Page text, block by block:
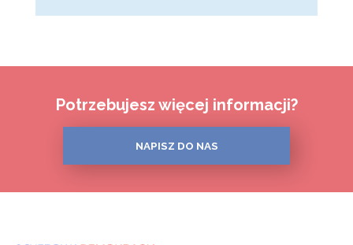
Potrzebujesz więcej informacji?
NAPISZ DO NAS